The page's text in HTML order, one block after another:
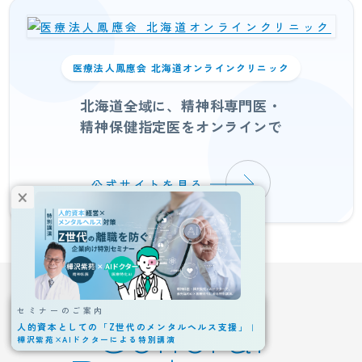
月 日
セミナーのご案内
人的資本としての「Z世代のメンタルヘルス支援」
｜
樺沢紫苑×AIドクターによる特別講演
医療法人鳳應会 北海道オンラインクリニック
北海道全域に、精神科専門医・
精神保健指定医をオンラインで
公式サイトを見る
General